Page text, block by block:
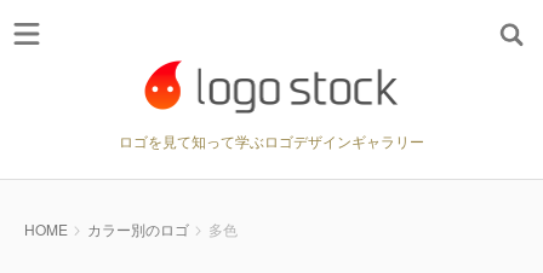
ロゴを見て知って学ぶロゴデザインギャラリー
HOME カラー別のロゴ 多色